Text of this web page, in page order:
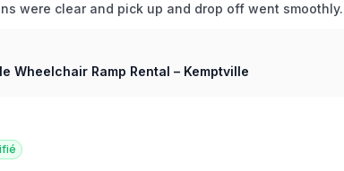
were clear and pick up and drop off went smoothly.
Wheelchair Ramp Rental – Kemptville